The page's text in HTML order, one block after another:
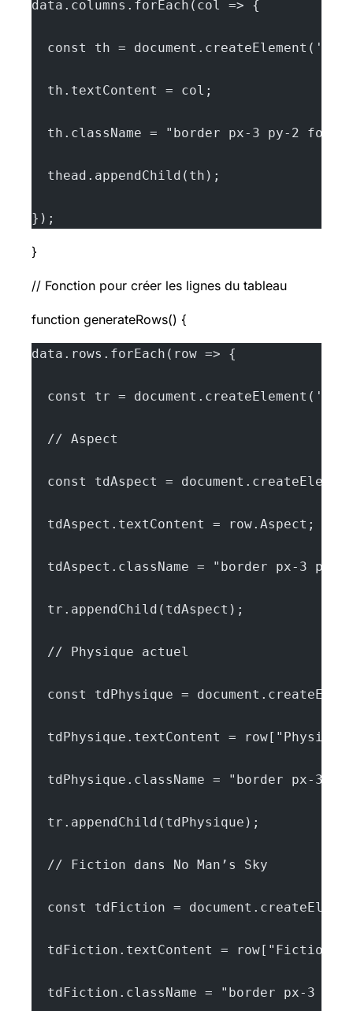
data.columns.forEach(col => {
const th =
  th.textContent = col;
th.className = "border px-3 py-2
  thead.appendChild(th);
});
}
// Fonction pour créer les lignes du tableau
function generateRows() {
data.rows.forEach(row => {
const tr =
  // Aspect
const tdAspect =
  tdAspect.textContent = row.Aspect;
tdAspect.className = "border px-3 py-
  tr.appendChild(tdAspect);
  // Physique actuel
const tdPhysique =
tdPhysique.textContent = row["Physique
tdPhysique.className = "border px-3
  tr.appendChild(tdPhysique);
  // Fiction dans No Man’s Sky
const tdFiction =
tdFiction.textContent = row["Fiction
tdFiction.className = "border px-3